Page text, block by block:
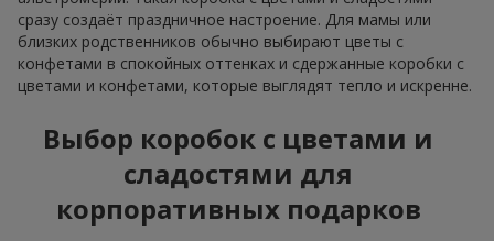
сразу создаёт праздничное настроение. Для мамы или
близких родственников обычно выбирают цветы с
конфетами в спокойных оттенках и сдержанные коробки с
цветами и конфетами, которые выглядят тепло и искренне.
Выбор коробок с цветами и
сладостями для
корпоративных подарков